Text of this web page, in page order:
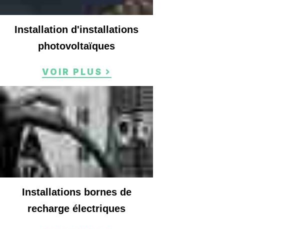
Installation d'installations
photovoltaïques
VOIR PLUS
Installations bornes de
recharge électriques